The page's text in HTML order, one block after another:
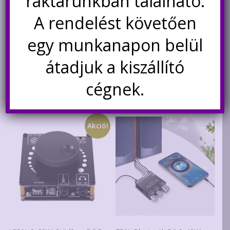
Nincs készleten
újra elérhető
1.740Ft.890Ft.
Kosárba teszem
Kapcsolódó termékek
Akció!
A rendelést követően
egy munkanapon belül
átadjuk a kiszállító
cégnek.